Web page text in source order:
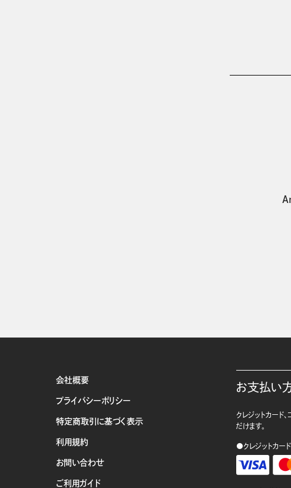
会社概要
プライバシーポリシー
特定商取引に基づく表示
利用規約
お問い合わせ
ご利用ガイド
お支払い
クレジットカード
だけます。
●クレジットカード